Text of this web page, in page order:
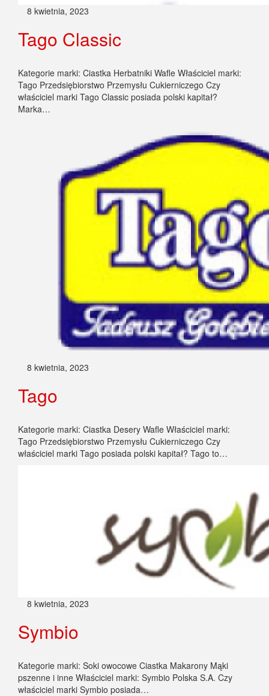
8 kwietnia, 2023
Tago Classic
Kategorie marki: Ciastka Herbatniki Wafle Właściciel marki:
Tago Przedsiębiorstwo Przemysłu Cukierniczego Czy
właściciel marki Tago Classic posiada polski kapitał?
Marka…
8 kwietnia, 2023
Tago
Kategorie marki: Ciastka Desery Wafle Właściciel marki:
Tago Przedsiębiorstwo Przemysłu Cukierniczego Czy
właściciel marki Tago posiada polski kapitał? Tago to…
8 kwietnia, 2023
Symbio
Kategorie marki: Soki owocowe Ciastka Makarony Mąki
pszenne i inne Właściciel marki: Symbio Polska S.A. Czy
właściciel marki Symbio posiada…